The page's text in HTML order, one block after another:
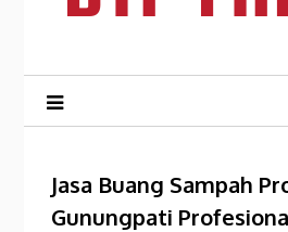
Jasa Buang Sampah
Gunungpati